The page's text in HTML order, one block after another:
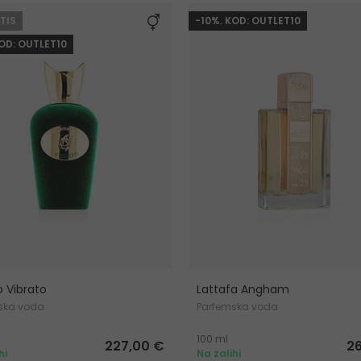
OUTLET10
Vibrato
voda
227,00 €
-10%. KOD: OUTLET10
Lattafa Angham
Parfemska voda
100 ml
Na zalihi